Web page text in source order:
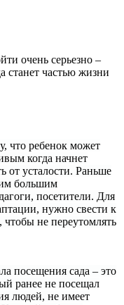
что ребенок может
когда начнет
от усталости. Раньше
большим
посетители. Для
нужно свести к
чтобы не переутомлять
посещения сада – это
ранее не посещал
людей, не имеет